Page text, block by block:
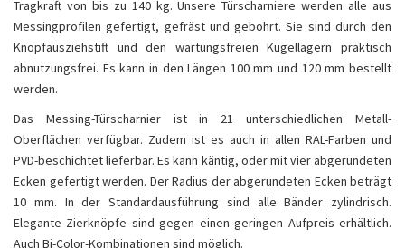
Tragkraft von bis zu 140 kg. Unsere Türscharniere werden alle aus
Messingprofilen gefertigt, gefräst und gebohrt. Sie sind durch den
Knopfausziehstift und den wartungsfreien Kugellagern praktisch
abnutzungsfrei. Es kann in den Längen 100 mm und 120 mm bestellt
werden.
Das Messing-Türscharnier ist in 21 unterschiedlichen Metall-
Oberflächen verfügbar. Zudem ist es auch in allen RAL-Farben und
PVD-beschichtet lieferbar. Es kann käntig, oder mit vier abgerundeten
Ecken gefertigt werden. Der Radius der abgerundeten Ecken beträgt
10 mm. In der Standardausführung sind alle Bänder zylindrisch.
Elegante Zierknöpfe sind gegen einen geringen Aufpreis erhältlich.
Auch Bi-Color-Kombinationen sind möglich.